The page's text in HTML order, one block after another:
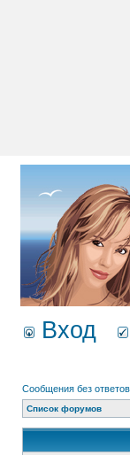
Вход
Сообщения без ответов
Список форумов